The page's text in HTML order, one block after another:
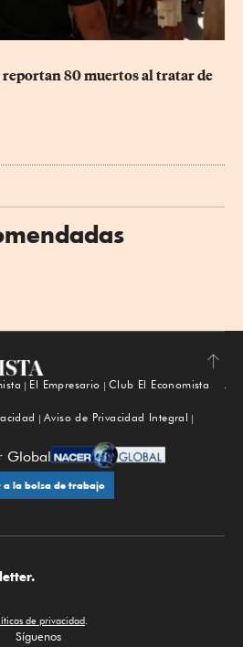
80 muertos al tratar de
Subir
El Empresario
Club El Economista
Aviso de Privacidad Integral
Global
a la bolsa de trabajo
de privacidad
Síguenos